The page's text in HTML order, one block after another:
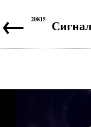
← Сигнал
20815